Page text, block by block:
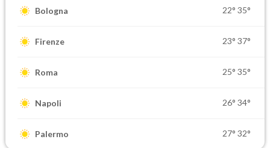
Bologna 22° 35°
Firenze 23° 37°
Roma 25° 35°
Napoli 26° 34°
Palermo 27° 32°